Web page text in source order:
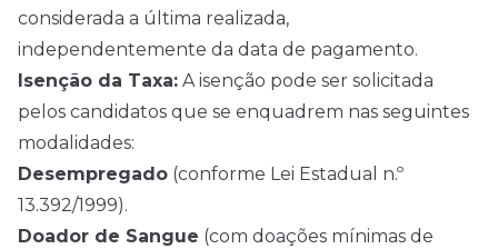
considerada a última realizada,
independentemente da data de pagamento.
Isenção da Taxa: A isenção pode ser solicitada
pelos candidatos que se enquadrem nas seguintes
modalidades:
Desempregado (conforme Lei Estadual n.º
13.392/1999).
Doador de Sangue (com doações mínimas de